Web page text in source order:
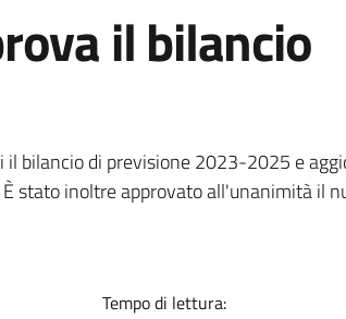
il bilancio
il bilancio di previsione 2023-2025 e
stato inoltre approvato all'unanimità il
Tempo di lettura: